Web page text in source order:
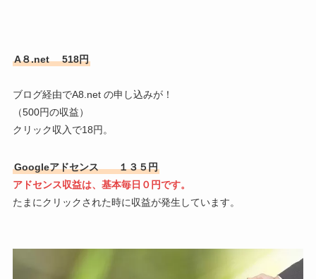
A８.net 518円
ブログ経由でA8.net の申し込みが！
（500円の収益）
クリック収入で18円。
Googleアドセンス １３５円
アドセンス収益は、基本毎日０円です。
たまにクリックされた時に収益が発生しています。